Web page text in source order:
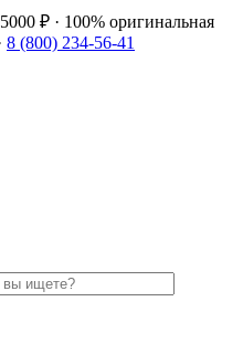
₽ · 100% оригинальная
8 (800) 234-56-41